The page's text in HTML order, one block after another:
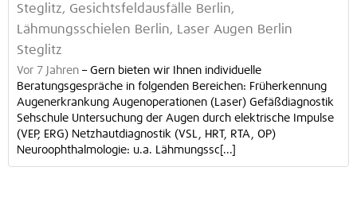
Steglitz, Gesichtsfeldausfälle Berlin,
Lähmungsschielen Berlin, Laser Augen Berlin
Steglitz
Vor 7 Jahren – Gern bieten wir Ihnen individuelle
Beratungsgespräche in folgenden Bereichen: Früherkennung
Augenerkrankung Augenoperationen (Laser) Gefäßdiagnostik
Sehschule Untersuchung der Augen durch elektrische Impulse
(VEP, ERG) Netzhautdiagnostik (VSL, HRT, RTA, OP)
Neuroophthalmologie: u.a. Lähmungssc[...]